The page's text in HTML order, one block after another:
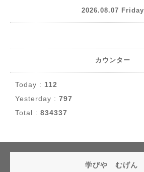
2026.08.07 Friday
カウンター
Today : 112
Yesterday : 797
Total : 834337
学びや むげん